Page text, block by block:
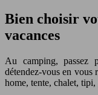
Bien choisir
vacances
Au camping, passez
détendez-vous en vous
home, tente, chalet,